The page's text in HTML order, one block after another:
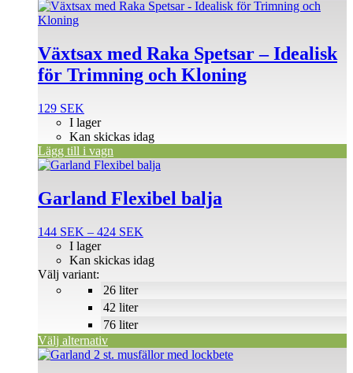
Växtsax med Raka Spetsar – Idealisk
för Trimning och Kloning
129 SEK
I lager
Kan skickas idag
Lägg till i vagn
Garland Flexibel balja
144 SEK – 424 SEK
till
26 liter
42 liter
76 liter
I lager
Kan skickas idag
Välj variant:
Välj alternativ
Den
produkten
har
varianter.
olika
alternativen
produktsidan